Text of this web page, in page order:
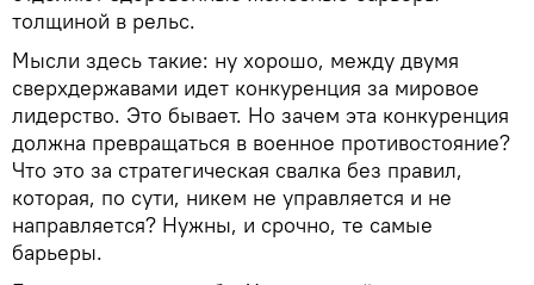
толщиной в рельс.
Мысли здесь такие: ну хорошо, между двумя
сверхдержавами идет конкуренция за мировое
лидерство. Это бывает. Но зачем эта конкуренция
должна превращаться в военное противостояние?
Что это за стратегическая свалка без правил,
которая, по сути, никем не управляется и не
направляется? Нужны, и срочно, те самые
барьеры.